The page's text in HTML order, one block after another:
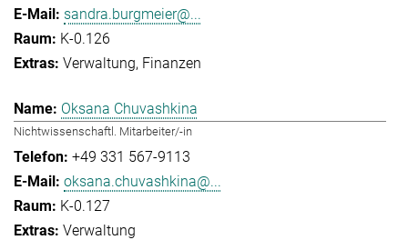
sandra.burgmeier@...
K-0.126
Verwaltung Finanzen
Oksana Chuvashkina
Nichtwissenschaftl. Mitarbeiter/-in
+49 331 567-9113
oksana.chuvashkina@...
K-0.127
Verwaltung